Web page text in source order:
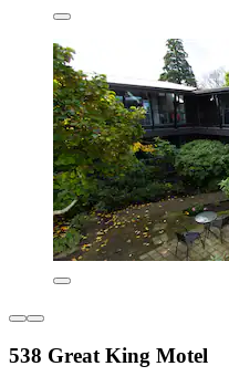
538 Great King Motel